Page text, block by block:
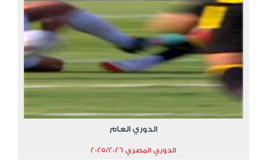
الدوري العام
الدوري المصري 2025/2026